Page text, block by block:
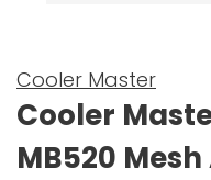
Cooler Master
Cooler
MB520